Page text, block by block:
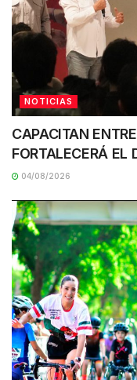
NOTICIAS
CAPACITAN
FORTALECERÁ EL
04/08/2026